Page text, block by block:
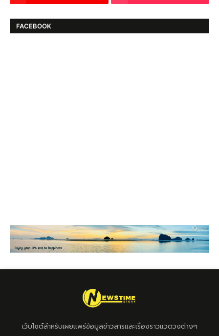
FACEBOOK
เว็บไซต์สำหรับเผยแพร่ข้อมูลข่าวสารและเรื่องราวแวดวงต่างๆ